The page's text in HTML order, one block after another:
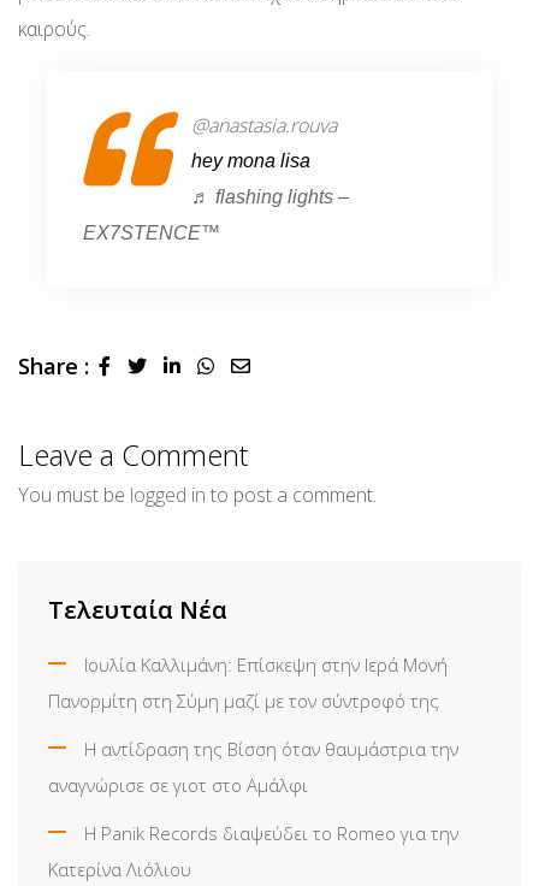
καιρούς.
@anastasia.rouva
hey mona lisa
♬ flashing lights –
EX7STENCE™
Share : LinkedInWhatsapp
Share
Leave a Comment
You must be logged in to post a comment.
Τελευταία Νέα
Ιουλία Καλλιμάνη: Επίσκεψη στην Ιερά Μονή
Πανορμίτη στη Σύμη μαζί με τον σύντροφό της
Η αντίδραση της Βίσση όταν θαυμάστρια την
αναγνώρισε σε γιοτ στο Αμάλφι
Η Panik Records διαψεύδει το Romeo για την
Κατερίνα Λιόλιου